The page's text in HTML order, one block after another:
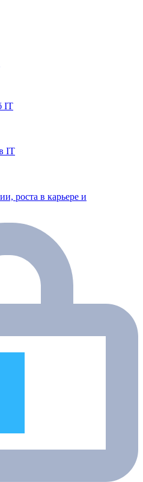
IT
IT
роста в карьере и